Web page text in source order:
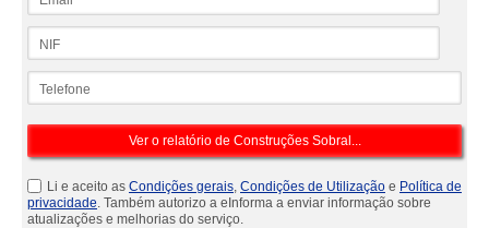
Li e aceito as Condições gerais, Condições de Utilização e Política de
privacidade. Também autorizo a eInforma a enviar informação sobre
atualizações e melhorias do serviço.